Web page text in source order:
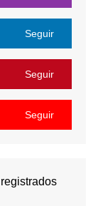
Seguir
Seguir
Seguir